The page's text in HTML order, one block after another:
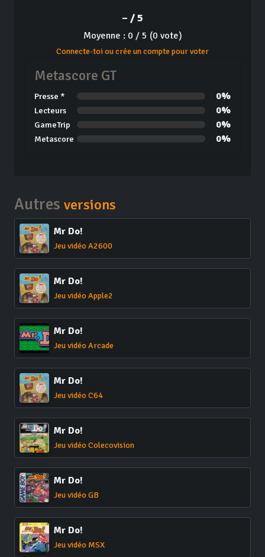
– / 5
Moyenne : 0 / 5 (0 vote)
Connecte-toi ou crée un compte pour voter
Metascore GT
Presse * 0%
Lecteurs 0%
GameTrip 0%
Metascore 0%
Autres versions
Mr Do!
Jeu vidéo A2600
Mr Do!
Jeu vidéo Apple2
Mr Do!
Jeu vidéo Arcade
Mr Do!
Jeu vidéo C64
Mr Do!
Jeu vidéo Colecovision
Mr Do!
Jeu vidéo GB
Mr Do!
Jeu vidéo MSX